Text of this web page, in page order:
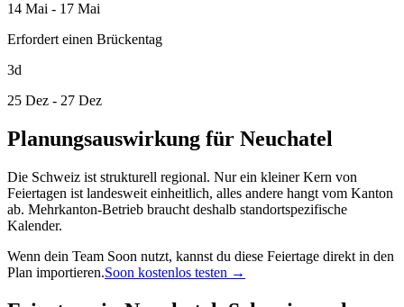
14 Mai - 17 Mai
Erfordert einen Brückentag
3d
25 Dez - 27 Dez
Planungsauswirkung für Neuchatel
Die Schweiz ist strukturell regional. Nur ein kleiner Kern von
Feiertagen ist landesweit einheitlich, alles andere hangt vom Kanton
ab. Mehrkanton-Betrieb braucht deshalb standortspezifische
Kalender.
Wenn dein Team Soon nutzt, kannst du diese Feiertage direkt in den
Plan importieren.Soon kostenlos testen →